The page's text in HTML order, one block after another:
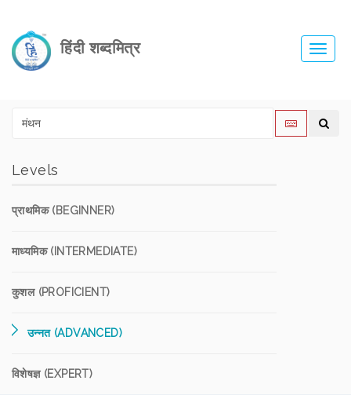
हिंदी शब्दमित्र
Levels
प्राथमिक (BEGINNER)
माध्यमिक (INTERMEDIATE)
कुशल (PROFICIENT)
उन्नत (ADVANCED)
विशेषज्ञ (EXPERT)